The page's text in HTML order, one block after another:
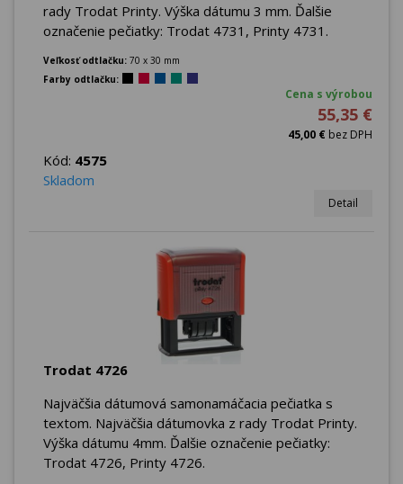
rady Trodat Printy. Výška dátumu 3 mm. Ďalšie
označenie pečiatky: Trodat 4731, Printy 4731.
Veľkosť odtlačku: 70 x 30 mm
Farby odtlačku:
Cena s výrobou
55,35 €
45,00 € bez DPH
Kód: 4575
Skladom
Detail
Trodat 4726
Najväčšia dátumová samonamáčacia pečiatka s
textom. Najväčšia dátumovka z rady Trodat Printy.
Výška dátumu 4mm. Ďalšie označenie pečiatky:
Trodat 4726, Printy 4726.